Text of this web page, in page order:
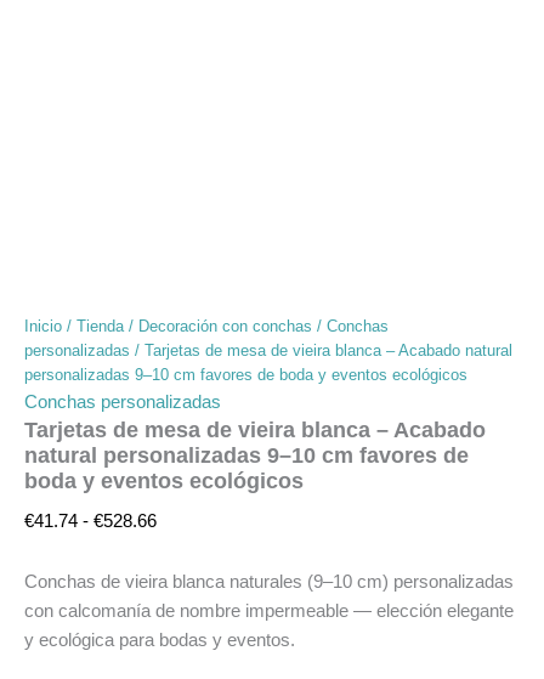
Inicio / Tienda/ Decoración con conchas / Conchas
personalizadas / Tarjetas de mesa de vieira blanca – Acabado natural
personalizadas 9–10 cm favores de boda y eventos ecológicos
Conchas personalizadas
Tarjetas de mesa de vieira blanca – Acabado
natural personalizadas 9–10 cm favores de
boda y eventos ecológicos
€41.74 - €528.66
Conchas de vieira blanca naturales (9–10 cm) personalizadas
con calcomanía de nombre impermeable — elección elegante
y ecológica para bodas y eventos.